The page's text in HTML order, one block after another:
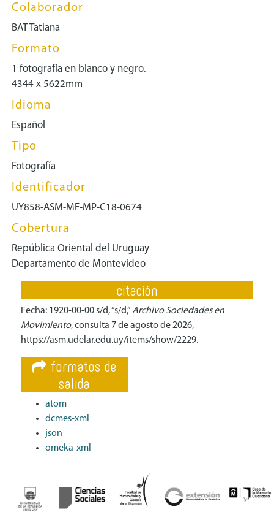
Colaborador
BAT Tatiana
Formato
1 fotografía en blanco y negro.
4344 x 5622mm
Idioma
Español
Tipo
Fotografía
Identificador
UY858-ASM-MF-MP-C18-0674
Cobertura
República Oriental del Uruguay
Departamento de Montevideo
citación
Fecha: 1920-00-00 s/d, “s/d,”Archivo Sociedades en
Movimiento, consulta 7 de agosto de 2026,
https://asm.udelar.edu.uy/items/show/2229.
formatos de
salida
atom
dcmes-xml
json
omeka-xml